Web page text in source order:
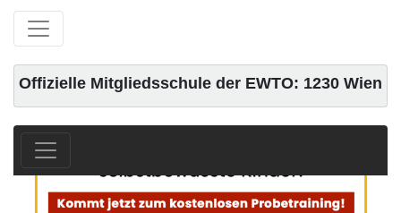
Offizielle Mitgliedsschule der EWTO: 1230 Wien